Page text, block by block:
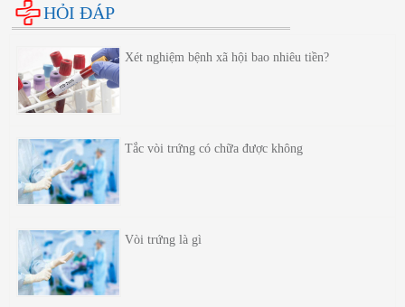
Hoạt động chăm sóc sức khỏe sinh sản
Hội thảo chương trình SKSS ở vị thành niên
HỎI ĐÁP
Xét nghiệm bệnh xã hội bao nhiêu tiền?
Tắc vòi trứng có chữa được không
Vòi trứng là gì